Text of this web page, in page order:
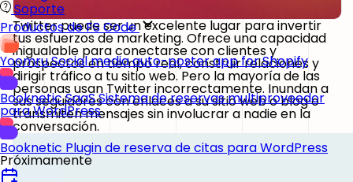
Soporte
Productos de FS Code
YoomruSocial media auto-poster app for Shopify
Booknetic SaaSSistema de reservas multiproveedor
para WordPress
Booknetic Plugin de reserva de citas para WordPress
Próximamente
Twitter puede ser un excelente lugar para invertir
tus esfuerzos de marketing. Ofrece una capacidad
inigualable para conectarse con clientes y
prospectos en tiempo real, construir relaciones y
dirigir tráfico a tu sitio web. Pero la mayoría de las
personas usan Twitter incorrectamente. Inundan a
sus seguidores con enlaces a su sitio web o blog o
transmiten mensajes sin involucrar a nadie en la
conversación.